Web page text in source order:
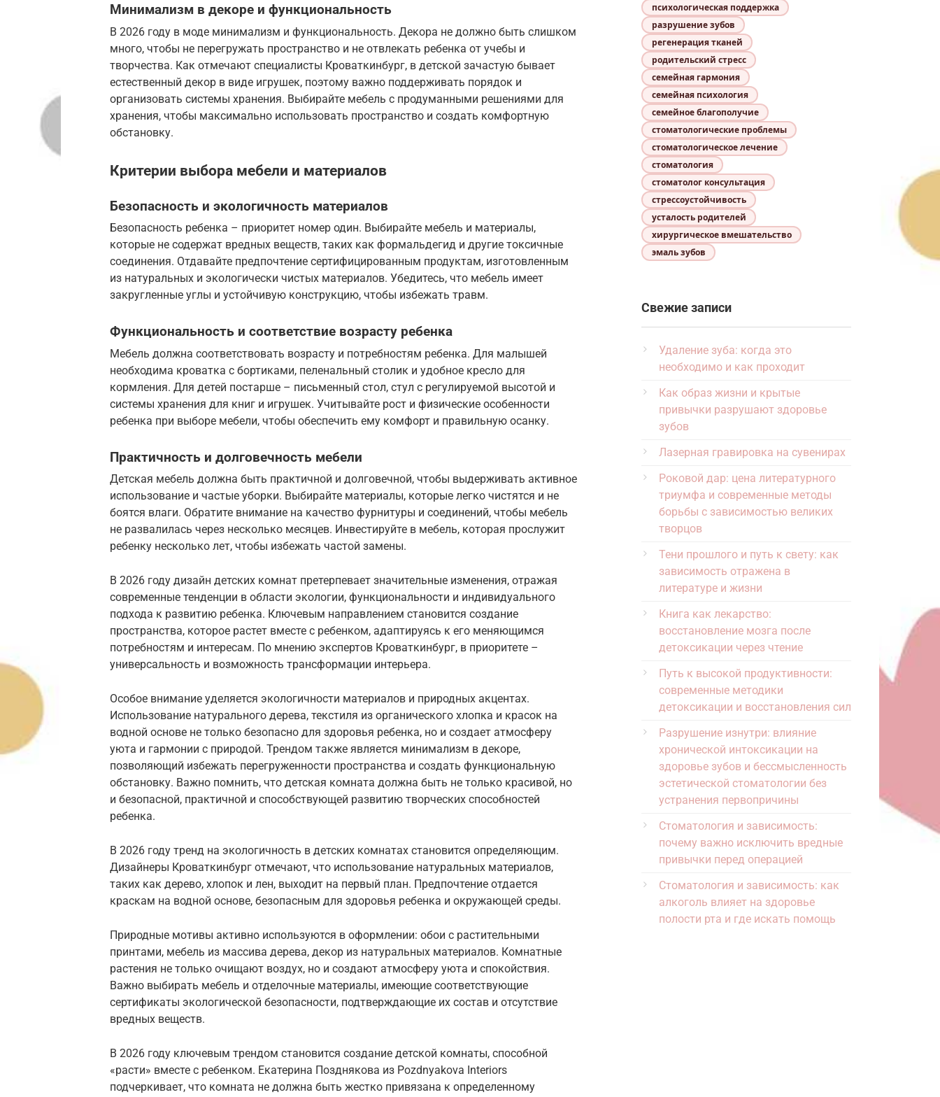
Минимализм в декоре и функциональность
В 2026 году в моде минимализм и функциональность. Декора не должно быть слишком
много, чтобы не перегружать пространство и не отвлекать ребенка от учебы и
творчества. Как отмечают специалисты Кроваткинбург, в детской зачастую бывает
естественный декор в виде игрушек, поэтому важно поддерживать порядок и
организовать системы хранения. Выбирайте мебель с продуманными решениями для
хранения, чтобы максимально использовать пространство и создать комфортную
обстановку.
Критерии выбора мебели и материалов
Безопасность и экологичность материалов
Безопасность ребенка – приоритет номер один. Выбирайте мебель и материалы,
которые не содержат вредных веществ, таких как формальдегид и другие токсичные
соединения. Отдавайте предпочтение сертифицированным продуктам, изготовленным
из натуральных и экологически чистых материалов. Убедитесь, что мебель имеет
закругленные углы и устойчивую конструкцию, чтобы избежать травм.
Функциональность и соответствие возрасту ребенка
Мебель должна соответствовать возрасту и потребностям ребенка. Для малышей
необходима кроватка с бортиками, пеленальный столик и удобное кресло для
кормления. Для детей постарше – письменный стол, стул с регулируемой высотой и
системы хранения для книг и игрушек. Учитывайте рост и физические особенности
ребенка при выборе мебели, чтобы обеспечить ему комфорт и правильную осанку.
Практичность и долговечность мебели
Детская мебель должна быть практичной и долговечной, чтобы выдерживать активное
использование и частые уборки. Выбирайте материалы, которые легко чистятся и не
боятся влаги. Обратите внимание на качество фурнитуры и соединений, чтобы мебель
не развалилась через несколько месяцев. Инвестируйте в мебель, которая прослужит
ребенку несколько лет, чтобы избежать частой замены.
В 2026 году дизайн детских комнат претерпевает значительные изменения, отражая
современные тенденции в области экологии, функциональности и индивидуального
подхода к развитию ребенка. Ключевым направлением становится создание
пространства, которое растет вместе с ребенком, адаптируясь к его меняющимся
потребностям и интересам. По мнению экспертов Кроваткинбург, в приоритете –
универсальность и возможность трансформации интерьера.
Особое внимание уделяется экологичности материалов и природных акцентах.
Использование натурального дерева, текстиля из органического хлопка и красок на
водной основе не только безопасно для здоровья ребенка, но и создает атмосферу
уюта и гармонии с природой. Трендом также является минимализм в декоре,
позволяющий избежать перегруженности пространства и создать функциональную
обстановку. Важно помнить, что детская комната должна быть не только красивой, но
и безопасной, практичной и способствующей развитию творческих способностей
ребенка.
В 2026 году тренд на экологичность в детских комнатах становится определяющим.
Дизайнеры Кроваткинбург отмечают, что использование натуральных материалов,
таких как дерево, хлопок и лен, выходит на первый план. Предпочтение отдается
краскам на водной основе, безопасным для здоровья ребенка и окружающей среды.
Природные мотивы активно используются в оформлении: обои с растительными
принтами, мебель из массива дерева, декор из натуральных материалов. Комнатные
растения не только очищают воздух, но и создают атмосферу уюта и спокойствия.
Важно выбирать мебель и отделочные материалы, имеющие соответствующие
сертификаты экологической безопасности, подтверждающие их состав и отсутствие
вредных веществ.
В 2026 году ключевым трендом становится создание детской комнаты, способной
«расти» вместе с ребенком. Екатерина Позднякова из Pozdnyakova Interiors
подчеркивает, что комната не должна быть жестко привязана к определенному
психологическая поддержка
разрушение зубов
регенерация тканей
родительский стресс
семейная гармония
семейная психология
семейное благополучие
стоматологические проблемы
стоматологическое лечение
стоматология
стоматолог консультация
стрессоустойчивость
усталость родителей
хирургическое вмешательство
эмаль зубов
Свежие записи
Удаление зуба: когда это
необходимо и как проходит
Как образ жизни и крытые
привычки разрушают здоровье
зубов
Лазерная гравировка на сувенирах
Роковой дар: цена литературного
триумфа и современные методы
борьбы с зависимостью великих
творцов
Тени прошлого и путь к свету: как
зависимость отражена в
литературе и жизни
Книга как лекарство:
восстановление мозга после
детоксикации через чтение
Путь к высокой продуктивности:
современные методики
детоксикации и восстановления сил
Разрушение изнутри: влияние
хронической интоксикации на
здоровье зубов и бессмысленность
эстетической стоматологии без
устранения первопричины
Стоматология и зависимость:
почему важно исключить вредные
привычки перед операцией
Стоматология и зависимость: как
алкоголь влияет на здоровье
полости рта и где искать помощь